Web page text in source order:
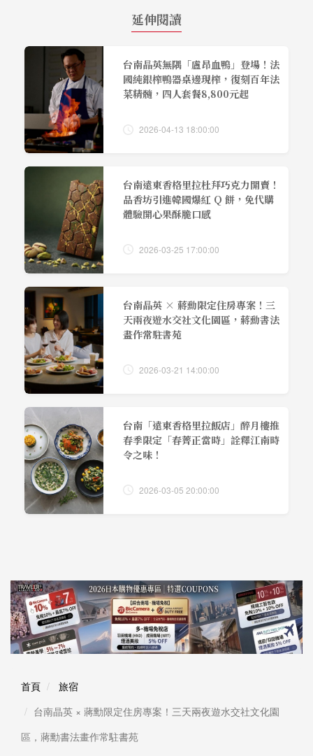
延伸閱讀
台南晶英無隅「盧昂血鴨」登場！法
國純銀榨鴨器桌邊現榨，復刻百年法
菜精髓，四人套餐8,800元起
2026-04-13 18:00:00
台南遠東香格里拉杜拜巧克力開賣！
品香坊引進韓國爆紅 Q 餅，免代購
體驗開心果酥脆口感
2026-03-25 17:00:00
台南晶英 × 蔣勳限定住房專案！三
天兩夜遊水交社文化園區，蔣勳書法
畫作常駐書苑
2026-03-21 14:00:00
台南「遠東香格里拉飯店」醉月樓推
春季限定「春薺正當時」詮釋江南時
令之味！
2026-03-05 20:00:00
首頁
旅宿
台南晶英 × 蔣勳限定住房專案！三天兩夜遊水交社文化園
區，蔣勳書法畫作常駐書苑